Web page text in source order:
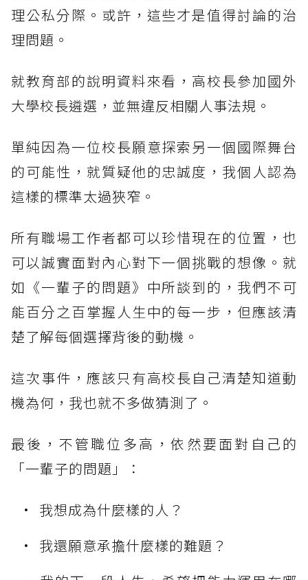
理公私分際。或許，這些才是值得討論的治
理問題。
就教育部的說明資料來看，高校長參加國外
大學校長遴選，並無違反相關人事法規。
單純因為一位校長願意探索另一個國際舞台
的可能性，就質疑他的忠誠度，我個人認為
這樣的標準太過狹窄。
所有職場工作者都可以珍惜現在的位置，也
可以誠實面對內心對下一個挑戰的想像。就
如《一輩子的問題》中所談到的，我們不可
能百分之百掌握人生中的每一步，但應該清
楚了解每個選擇背後的動機。
這次事件，應該只有高校長自己清楚知道動
機為何，我也就不多做猜測了。
最後，不管職位多高，依然要面對自己的
「一輩子的問題」：
我想成為什麼樣的人？
我還願意承擔什麼樣的難題？